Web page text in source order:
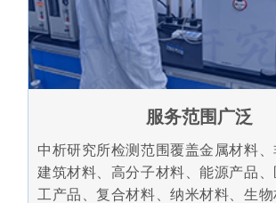
服务范围广泛
中析研究所检测范围覆盖金属材料、
建筑材料、高分子材料、能源产品
工产品、复合材料、纳米材料、生